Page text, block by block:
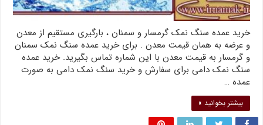
خرید عمده سنگ نمک گرمسار و سمنان ، بارگیری مستقیم از معدن
و عرضه به همان قیمت معدن . برای خرید عمده سنگ نمک سمنان
و گرمسار به قیمت معدن با این شماره تماس بگیرید. خرید عمده
سنگ نمک دامی برای سفارش و خرید سنگ نمک دامی به صورت
عمده …
بیشتر بخوانید »